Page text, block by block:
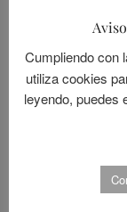
MÁS
Cumpliendo con
utiliza cookies
leyendo, puedes